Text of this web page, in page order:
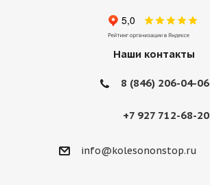
Наши контакты
8 (846) 206-04-06
+7 927 712-68-20
info@kolesononstop.ru